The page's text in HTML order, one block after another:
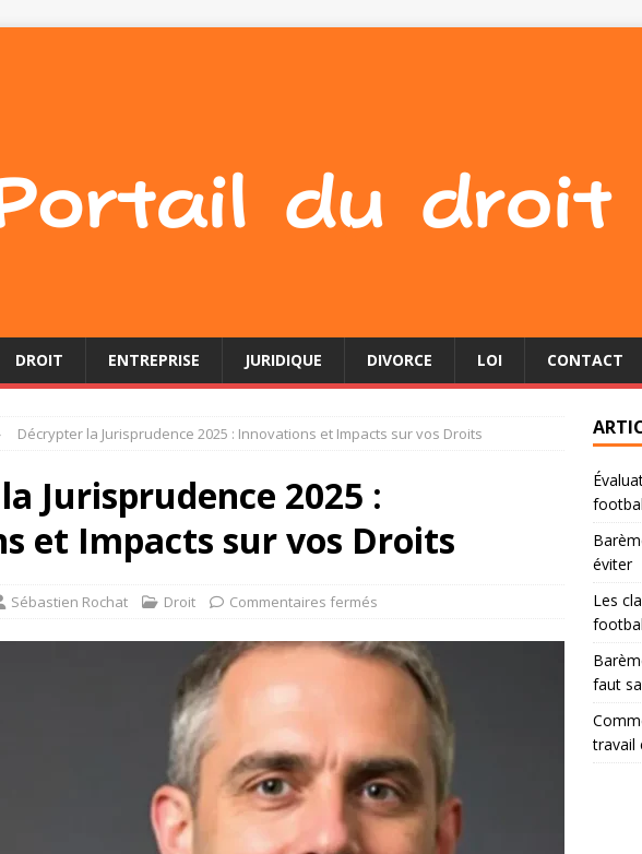
DROIT ENTREPRISE JURIDIQUE DIVORCE LOI CONTACT
Décrypter la Jurisprudence 2025 : Innovations et Impacts sur vos Droits
Jurisprudence 2025 :
et Impacts sur vos Droits
Sébastien Rochat Droit Commentaires fermés
éviter
Les
faut
travail